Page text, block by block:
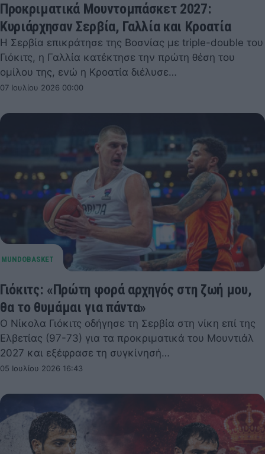
Προκριματικά Μουντομπάσκετ 2027:
Κυριάρχησαν Σερβία, Γαλλία και Κροατία
Η Σερβία επικράτησε της Βοσνίας με triple-double του
Γιόκιτς, η Γαλλία κατέκτησε την πρώτη θέση του
ομίλου της, ενώ η Κροατία διέλυσε…
07 Ιουλίου 2026 00:00
Γιόκιτς: «Πρώτη φορά αρχηγός στη ζωή μου,
θα το θυμάμαι για πάντα»
Ο Νίκολα Γιόκιτς οδήγησε τη Σερβία στη νίκη επί της
Ελβετίας (97-73) για τα προκριματικά του Μουντιάλ
2027 και εξέφρασε τη συγκίνησή…
05 Ιουλίου 2026 16:43